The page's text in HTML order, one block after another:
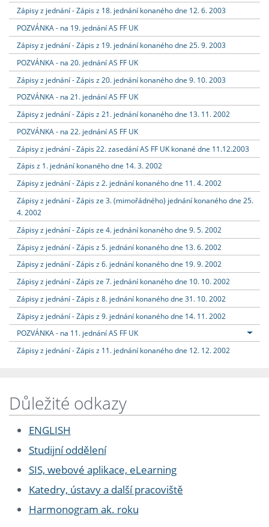
Zápisy z jednání - Zápis z 18. jednání konaného dne 12. 6. 2003
POZVÁNKA - na 19. jednání AS FF UK
Zápisy z jednání - Zápis z 19. jednání konaného dne 25. 9. 2003
POZVÁNKA - na 20. jednání AS FF UK
Zápisy z jednání - Zápis z 20. jednání konaného dne 9. 10. 2003
POZVÁNKA - na 21. jednání AS FF UK
Zápisy z jednání - Zápis z 21. jednání konaného dne 13. 11. 2002
POZVÁNKA - na 22. jednání AS FF UK
Zápisy z jednání - Zápis 22. zasedání AS FF UK konané dne 11.12.2003
Zápis z 1. jednání konaného dne 14. 3. 2002
Zápisy z jednání - Zápis z 2. jednání konaného dne 11. 4. 2002
Zápisy z jednání - Zápis ze 3. (mimořádného) jednání konaného dne 25.
4. 2002
Zápisy z jednání - Zápis ze 4. jednání konaného dne 9. 5. 2002
Zápisy z jednání - Zápis z 5. jednání konaného dne 13. 6. 2002
Zápisy z jednání - Zápis z 6. jednání konaného dne 19. 9. 2002
Zápisy z jednání - Zápis ze 7. jednání konaného dne 10. 10. 2002
Zápisy z jednání - Zápis z 8. jednání konaného dne 31. 10. 2002
Zápisy z jednání - Zápis z 9. jednání konaného dne 14. 11. 2002
POZVÁNKA - na 11. jednání AS FF UK
Zápisy z jednání - Zápis z 11. jednání konaného dne 12. 12. 2002
Důležité odkazy
ENGLISH
Studijní oddělení
SIS, webové aplikace, eLearning
Katedry, ústavy a další pracoviště
Harmonogram ak. roku